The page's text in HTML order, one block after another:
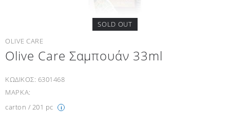
SOLD OUT
OLIVE CARE
Olive Care Σαμπουάν 33ml
ΚΩΔΙΚΟΣ: 6301468
ΜΑΡΚΑ:
carton / 201 pc
i